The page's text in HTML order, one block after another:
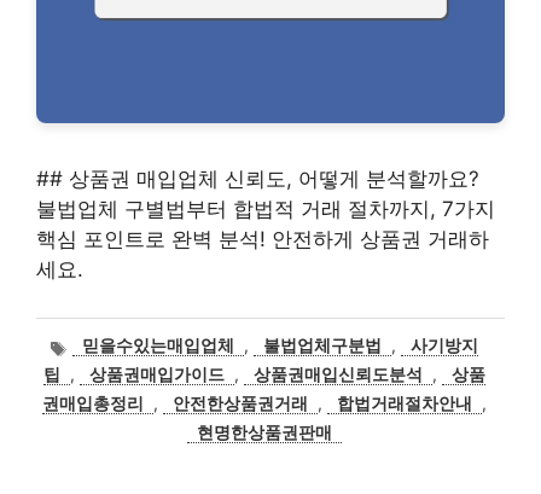
## 상품권 매입업체 신뢰도, 어떻게 분석할까요?
불법업체 구별법부터 합법적 거래 절차까지, 7가지
핵심 포인트로 완벽 분석! 안전하게 상품권 거래하
세요.
태믿을수있는매입업체 , 불법업체구분법 ,
사기방지
팁
, 상품권매입가이드 , 상품권매입신뢰도분석 ,
상품
권매입총정리
, 안전한상품권거래 , 합법거래절차안내
,
현명한상품권판매